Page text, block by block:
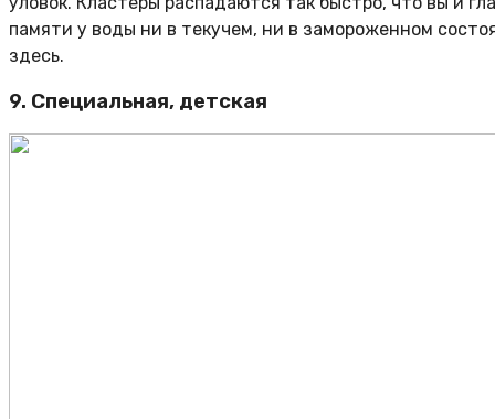
памяти у воды ни в текучем, ни в замороженном
здесь.
9. Специальная, детская